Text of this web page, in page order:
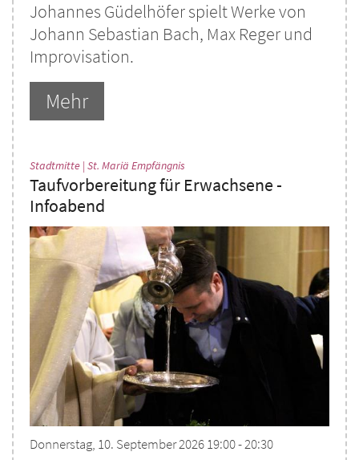
Johannes Güdelhöfer spielt Werke von
Johann Sebastian Bach, Max Reger und
Improvisation.
Mehr
Stadtmitte | St. Mariä Empfängnis
Taufvorbereitung für Erwachsene -
Infoabend
Donnerstag, 10. September 2026 19:00 - 20:30